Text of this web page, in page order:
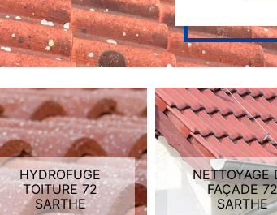
HYDROFUGE
TOITURE 72
SARTHE
NETTOYAGE
FAÇADE 72
SARTHE